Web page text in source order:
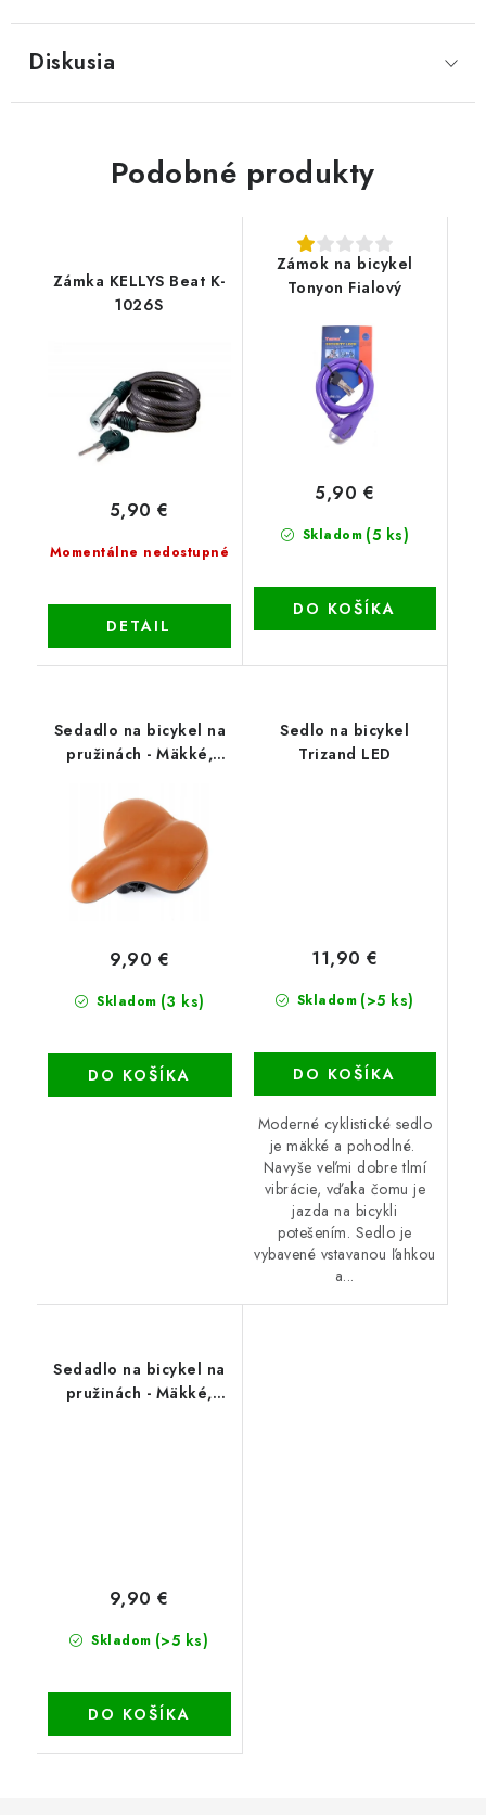
Diskusia
Podobné produkty
Zámka KELLYS Beat K-
1026S
Momentálne nedostupné
5,90 €
DETAIL
Zámok na bicykel
Tonyon Fialový
Skladom (5 ks)
5,90 €
DO KOŠÍKA
Sedadlo na bicykel na
pružinách - Mäkké,
Skladom (3 ks)
9,90 €
DO KOŠÍKA
Sedlo na bicykel
Trizand LED
Skladom (>5 ks)
11,90 €
DO KOŠÍKA
Moderné cyklistické sedlo
je mäkké a pohodlné.
Navyše veľmi dobre tlmí
vibrácie, vďaka čomu je
jazda na bicykli
potešením. Sedlo je
vybavené vstavanou ľahkou
a...
Sedadlo na bicykel na
pružinách - Mäkké,
Skladom (>5 ks)
9,90 €
DO KOŠÍKA